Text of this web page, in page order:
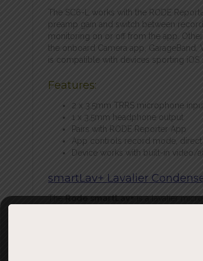
The SC6-L works with the RODE
preamp gain and switch between
monitoring on or off from the app.
the onboard Camera app, GarageBand,
is compatible with devices sporting iOS
Features:
2 x 3.5mm TRRS microphone
1 x 3.5mm headphone output
Pairs with RODE Reporter App
App controls record mode,
Device works with built-in video/
smartLav+ Lavalier
TheRode smartLav+is a lavalier
quality audio recording. The
captures the sound equally from all